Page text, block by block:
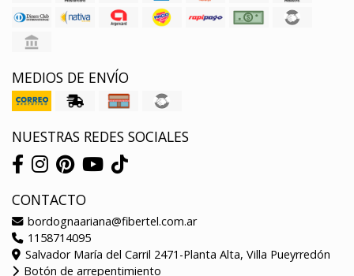
MEDIOS DE ENVÍO
NUESTRAS REDES SOCIALES
CONTACTO
bordognaariana@fibertel.com.ar
1158714095
Salvador María del Carril 2471-Planta Alta, Villa Pueyrredón
Botón de arrepentimiento